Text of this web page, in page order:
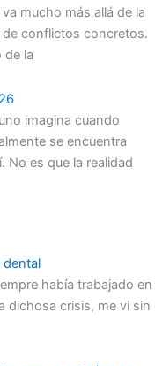
mucho más allá de la
conflictos concretos.
de la
imagina cuando
se encuentra
No es que la realidad
dental
había trabajado en
dichosa crisis, me vi sin